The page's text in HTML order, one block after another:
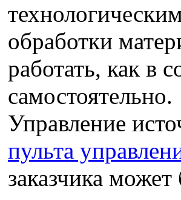
обработки
работать, как в
самостоятельно.
Управление
пульта
заказчика